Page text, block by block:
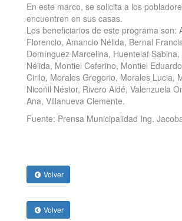
En este marco, se solicita a los
encuentren en sus casas.
Los beneficiarios de este programa son:
Florencio, Amancio Nélida, Bernal
Domínguez Marcelina, Huentelaf
Nélida, Montiel Ceferino, Montiel
Cirilo, Morales Gregorio, Morales Lucia,
Nicoñil Néstor, Rivero Aidé, Valenzuela
Ana, Villanueva Clemente.
Fuente: Prensa Municipalidad Ing.
Volver
Volver